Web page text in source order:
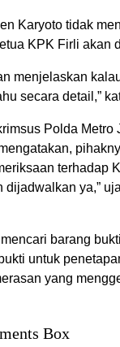
Karyoto tidak
KPK Firli akan
menjelaskan
secara detail,”
Polda Metro
terhadap
dijadwalkan ya,”
barang
untuk
yang
Box